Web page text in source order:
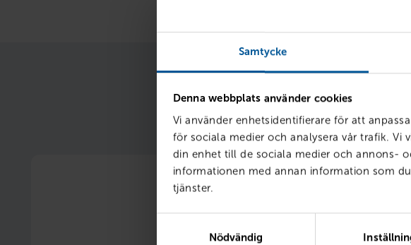
Samtycke
Denna webbplats använder cookies
Vi använder enhetsidentifierare för att
för sociala medier och analysera vår trafik. Vi
din enhet till de sociala medier och annons-
informationen med annan information som
tjänster.
Nödvändig
När du samlar finansiering, försäkring
enklare –